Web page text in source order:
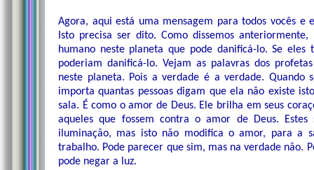
Agora, aqui está uma mensagem para todos vocês
Isto precisa ser dito. Como dissemos
humano neste planeta que pode danificá-lo. Se
poderiam danificá-lo. Vejam as palavras dos
neste planeta. Pois a verdade é a verdade.
importa quantas pessoas digam que ela não existe
sala. É como o amor de Deus. Ele brilha em seus
aqueles que fossem contra o amor de Deus.
iluminação, mas isto não modifica o amor, para a
trabalho. Pode parecer que sim, mas na verdade não.
pode negar a luz.